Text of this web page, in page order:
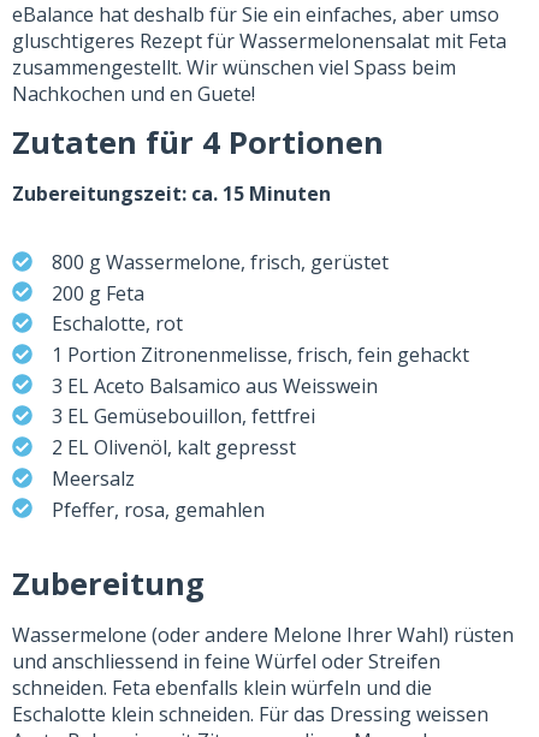
eBalance hat deshalb für Sie ein einfaches, aber umso
gluschtigeres Rezept für Wassermelonensalat mit Feta
zusammengestellt. Wir wünschen viel Spass beim
Nachkochen und en Guete!
Zutaten für 4 Portionen
Zubereitungszeit: ca. 15 Minuten
800 g Wassermelone, frisch, gerüstet
200 g Feta
Eschalotte, rot
1 Portion Zitronenmelisse, frisch, fein gehackt
3 EL Aceto Balsamico aus Weisswein
3 EL Gemüsebouillon, fettfrei
2 EL Olivenöl, kalt gepresst
Meersalz
Pfeffer, rosa, gemahlen
Zubereitung
Wassermelone (oder andere Melone Ihrer Wahl) rüsten
und anschliessend in feine Würfel oder Streifen
schneiden. Feta ebenfalls klein würfeln und die
Eschalotte klein schneiden. Für das Dressing weissen